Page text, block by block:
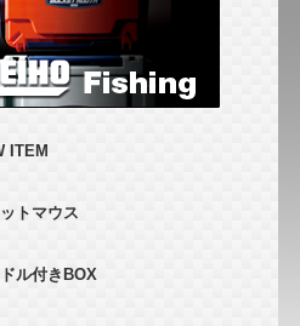
ITEM
トマウス
ル付きBOX